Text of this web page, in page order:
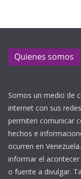
Quienes somos
Somos un medio de
internet con sus
permiten comunicar
hechos e
ocurren en
informar el
o fuente a divulgar.